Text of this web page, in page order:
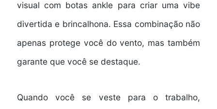
visual com botas ankle para criar uma vibe
divertida e brincalhona. Essa combinação não
apenas protege você do vento, mas também
garante que você se destaque.
Quando você se veste para o trabalho,